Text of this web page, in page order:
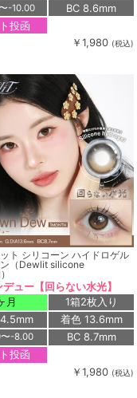
-10.00
BC 8.6mm
投函
￥1,980 (税込)
ト シリコーン ハイドロゲル
ン（Dewlit silicone
ュー【回らない水光】
月
1箱2枚入り
着色 13.6mm
-8.00
BC 8.7mm
投函
￥1,980 (税込)